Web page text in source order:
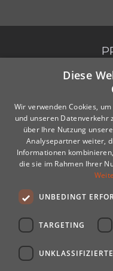
Diese
Wir verwenden Cookies,
und unseren Datenverkehr
über Ihre Nutzung
Analysepartner weiter,
Informationen
die sie im Rahmen Ihrer
UNBEDINGT
TARGETING
UNKLASSIFIZIERTE